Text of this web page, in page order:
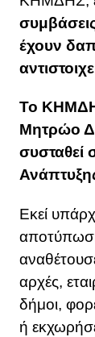
έχουν
Το
Μητρώο
συσταθεί
Εκεί
αρχές,
δήμοι,
ή